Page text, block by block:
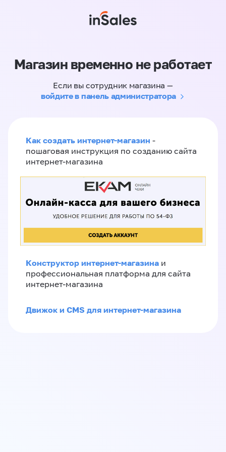
Магазин временно не работает
Если вы сотрудник магазина —
войдите в панель администратора
Как создать интернет-магазин -
пошаговая инструкция по созданию сайта
интернет-магазина
Конструктор интернет-магазина и
профессиональная платформа для сайта
интернет-магазина
Движок и CMS для интернет-магазина